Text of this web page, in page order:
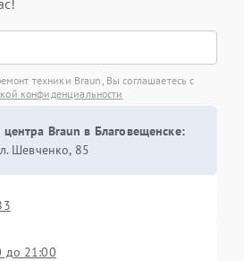
техники Braun, Вы соглашаетесь с
конфиденциальности
центра Braun в Благовещенске:
Шевченко, 85
до 21:00